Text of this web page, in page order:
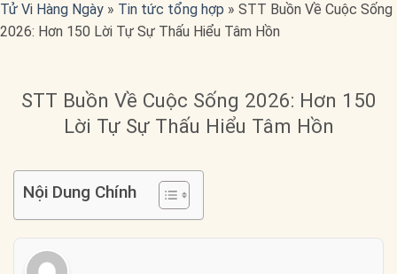
Tử Vi Hàng Ngày » Tin tức tổng hợp » STT Buồn Về Cuộc Sống
2026: Hơn 150 Lời Tự Sự Thấu Hiểu Tâm Hồn
STT Buồn Về Cuộc Sống 2026: Hơn 150
Lời Tự Sự Thấu Hiểu Tâm Hồn
Nội Dung Chính